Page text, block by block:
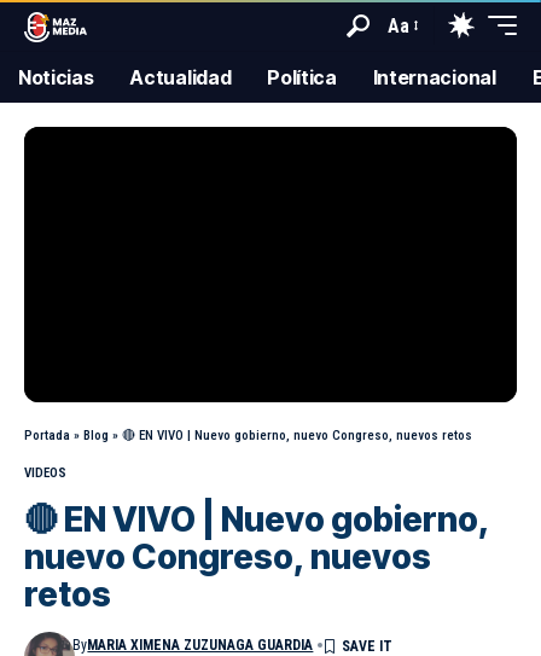
Aa
Noticias Actualidad Política Internacional
Portada » Blog » 🔴 EN VIVO | Nuevo gobierno, nuevo Congreso, nuevos retos
VIDEOS
🔴 EN VIVO | Nuevo gobierno,
nuevo Congreso, nuevos
retos
ByMARIA XIMENA ZUZUNAGA GUARDIA